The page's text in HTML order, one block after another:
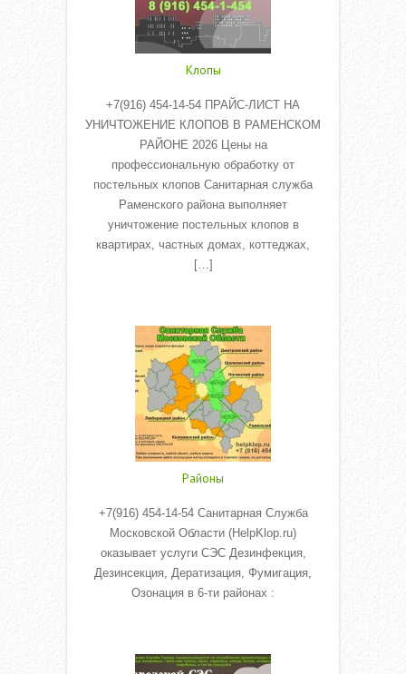
Клопы
+7(916) 454-14-54 ПРАЙС-ЛИСТ НА
УНИЧТОЖЕНИЕ КЛОПОВ В РАМЕНСКОМ
РАЙОНЕ 2026 Цены на
профессиональную обработку от
постельных клопов Санитарная служба
Раменского района выполняет
уничтожение постельных клопов в
квартирах, частных домах, коттеджах,
[…]
Районы
+7(916) 454-14-54 Санитарная Служба
Московской Области (HelpKlop.ru)
оказывает услуги СЭС Дезинфекция,
Дезинсекция, Дератизация, Фумигация,
Озонация в 6-ти районах :